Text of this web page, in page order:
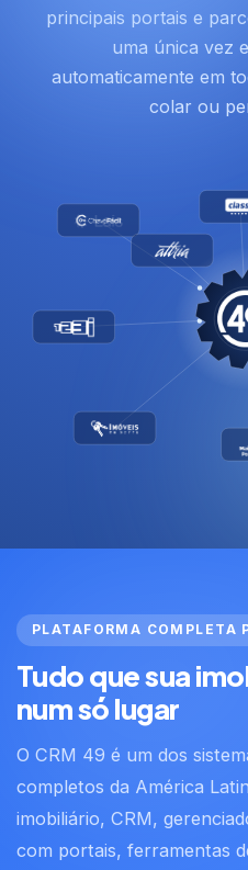
principais portais e
uma única vez
automaticamente em
colar ou
PLATAFORMA COMPLETA
Tudo que sua
num só lugar
O CRM 49 é um dos
completos da América
imobiliário, CRM,
com portais, ferramentas